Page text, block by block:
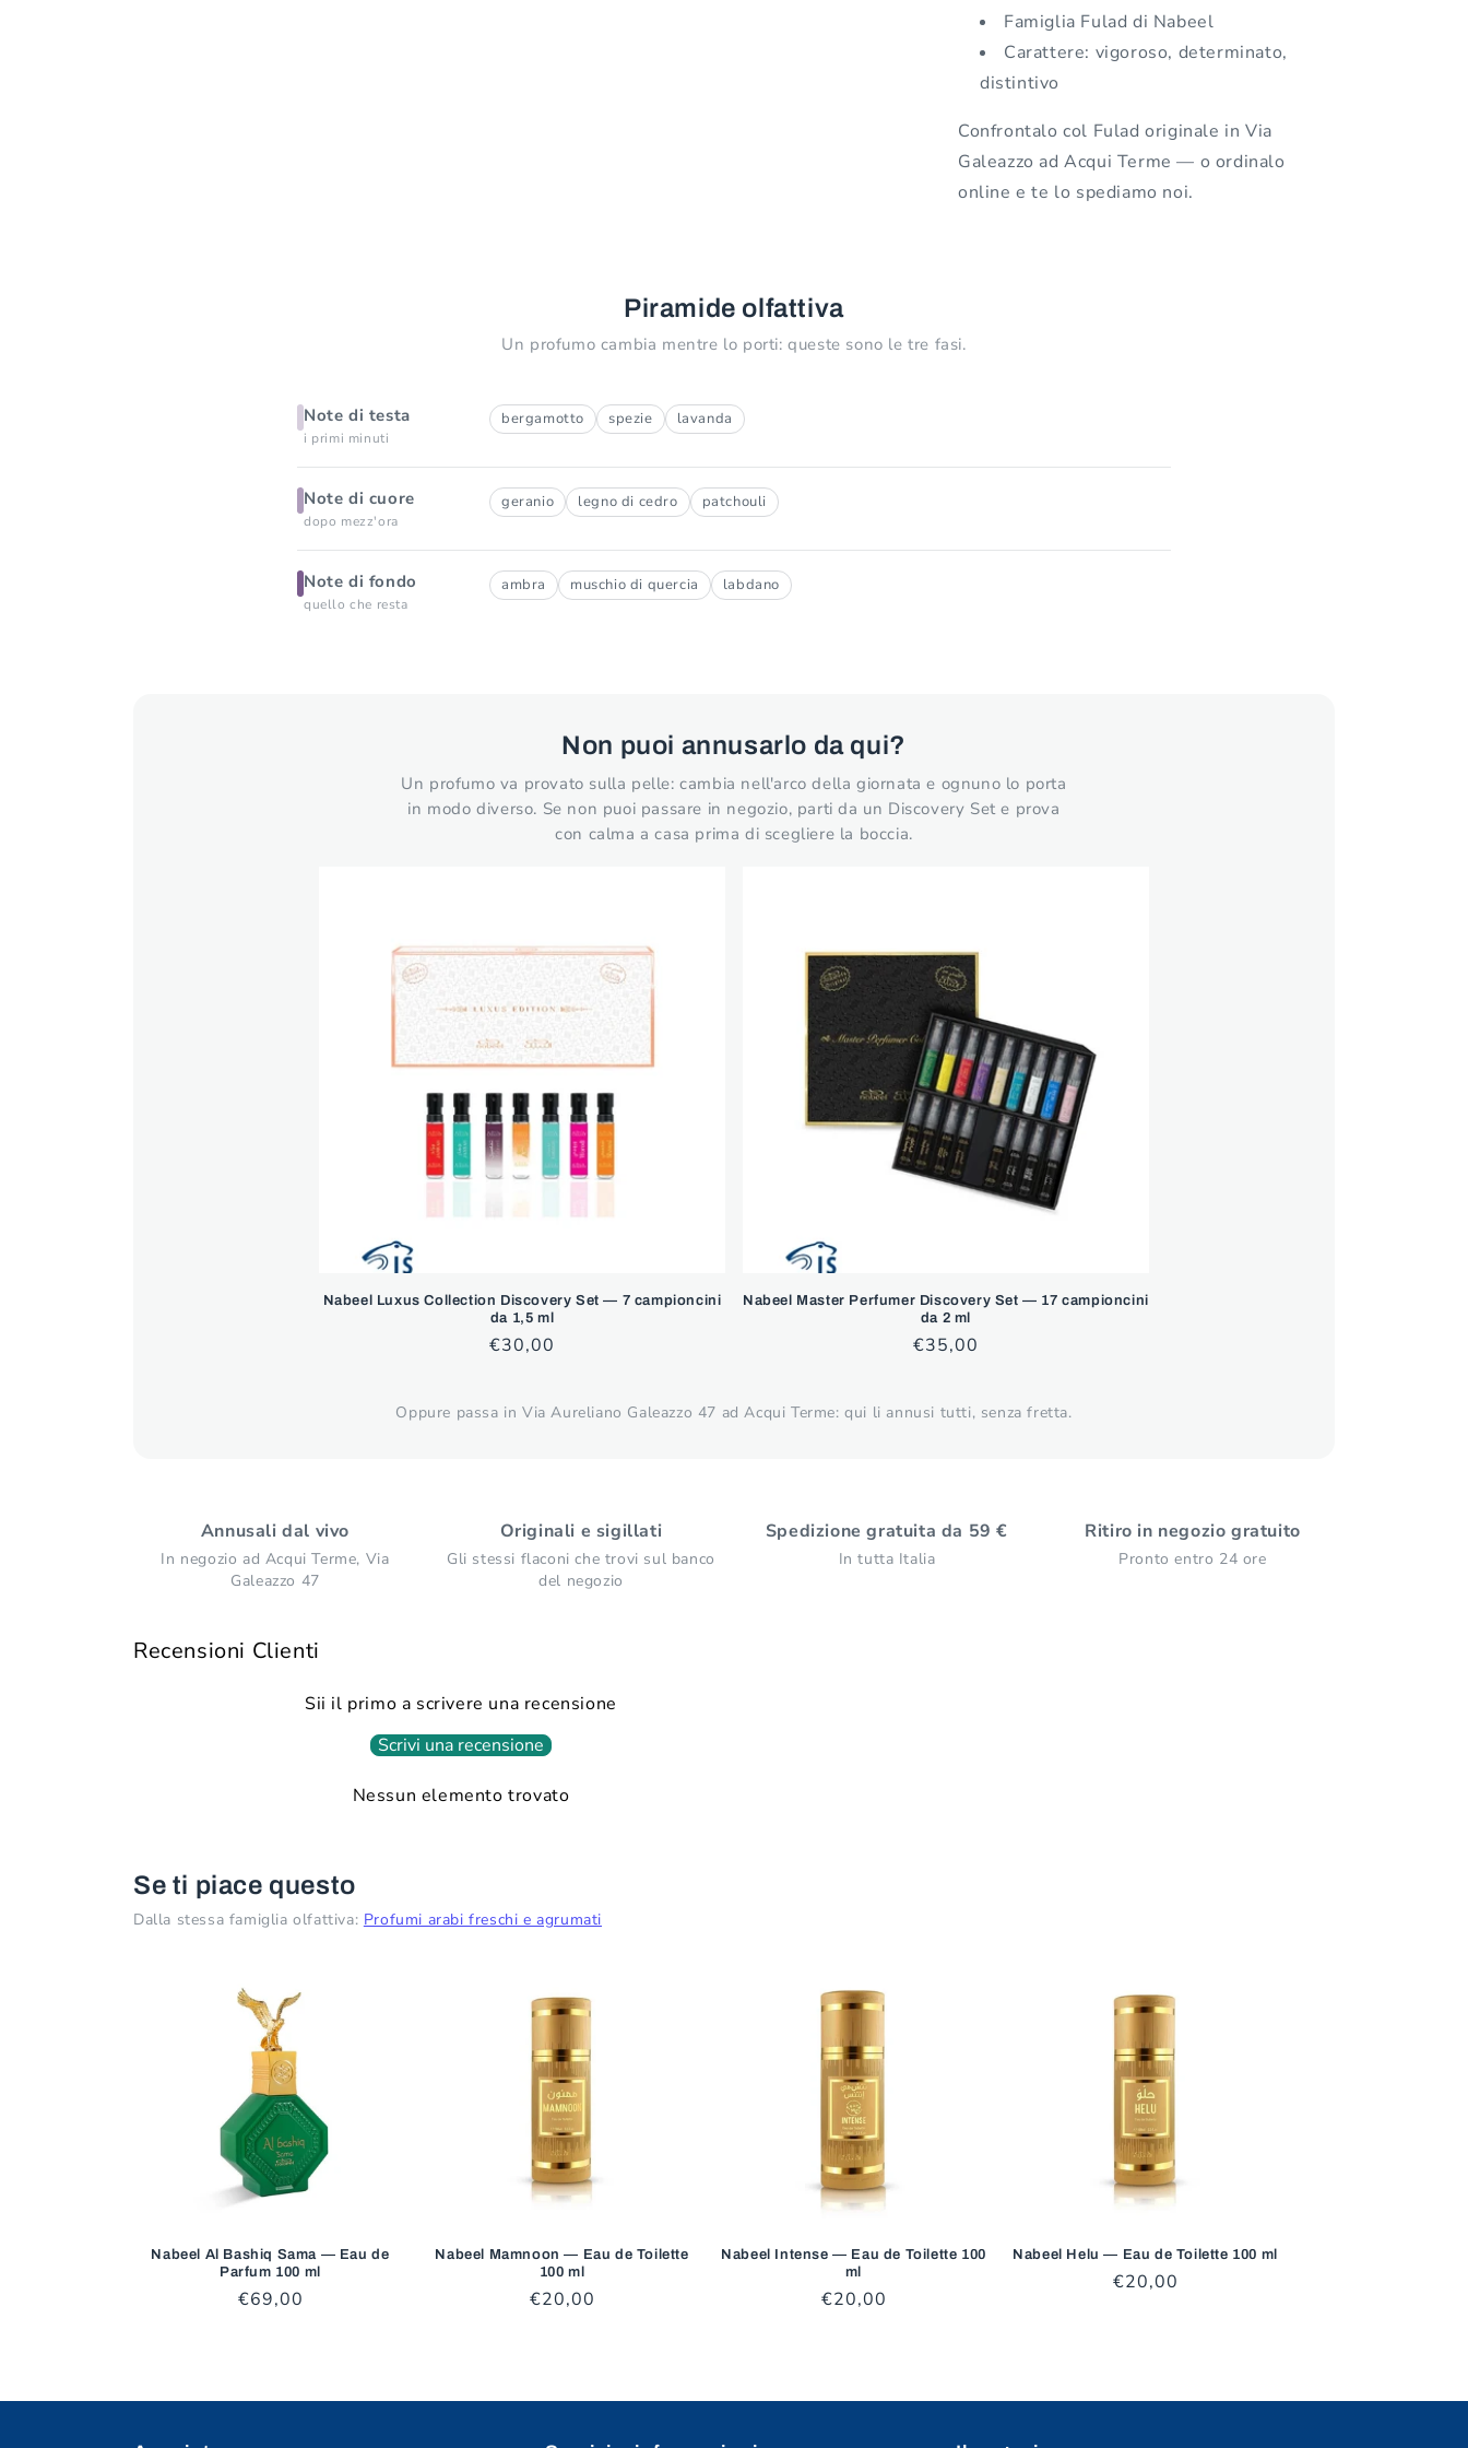
Famiglia Fulad di Nabeel
Carattere: vigoroso, determinato,
distintivo
Confrontalo col Fulad originale in Via
Galeazzo ad Acqui Terme — o ordinalo
online e te lo spediamo noi.
Piramide olfattiva
Un profumo cambia mentre lo porti: queste sono le tre fasi.
Note di testa
i primi minuti
bergamotto spezie lavanda
Note di cuore
dopo mezz'ora
geranio legno di cedro patchouli
Note di fondo
quello che resta
ambra muschio di quercia labdano
Non puoi annusarlo da qui?
Un profumo va provato sulla pelle: cambia nell'arco della giornata e ognuno lo porta
in modo diverso. Se non puoi passare in negozio, parti da un Discovery Set e prova
con calma a casa prima di scegliere la boccia.
Nabeel Luxus Collection Discovery Set — 7 campioncini
da 1,5 ml
Prezzo
€30,00
Nabeel Master Perfumer Discovery Set — 17 campioncini
da 2 ml
Prezzo
€35,00
Oppure passa in Via Aureliano Galeazzo 47 ad Acqui Terme: qui li annusi tutti, senza fretta.
Annusali dal vivo
In negozio ad Acqui Terme, Via
Galeazzo 47
Originali e sigillati
Gli stessi flaconi che trovi sul banco
del negozio
Spedizione gratuita da 59 €
In tutta Italia
Ritiro in negozio gratuito
Pronto entro 24 ore
Recensioni Clienti
Sii il primo a scrivere una recensione
Scrivi una recensione
Nessun elemento trovato
Se ti piace questo
Dalla stessa famiglia olfattiva: Profumi arabi freschi e agrumati
Nabeel Al Bashiq Sama — Eau de
Parfum 100 ml
Prezzo
€69,00
Nabeel Mamnoon — Eau de Toilette
100 ml
Prezzo
€20,00
Nabeel Intense — Eau de Toilette 100
ml
Prezzo
€20,00
Nabeel Helu — Eau de Toilette 100 ml
Prezzo
€20,00